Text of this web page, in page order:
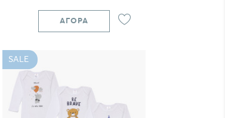
ΑΓΟΡΆ
SALE